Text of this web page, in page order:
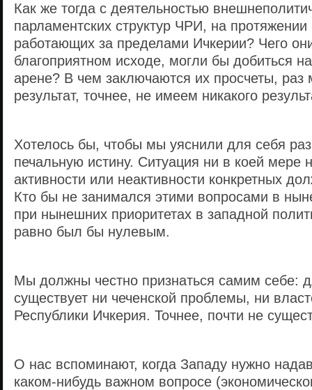
Как же тогда с деятельностью
парламентских структур ЧРИ, на
работающих за пределами Ичкерии? Чего
благоприятном исходе, могли бы добиться
арене? В чем заключаются их просчеты,
результат, точнее, не имеем никакого
Хотелось бы, чтобы мы уяснили для себя
печальную истину. Ситуация ни в коей мере
активности или неактивности конкретных
Кто бы не занимался этими вопросами в
при нынешних приоритетах в западной
равно был бы нулевым.
Мы должны честно признаться самим себе:
существует ни чеченской проблемы, ни
Республики Ичкерия. Точнее, почти не
О нас вспоминают, когда Западу нужно
каком-нибудь важном вопросе